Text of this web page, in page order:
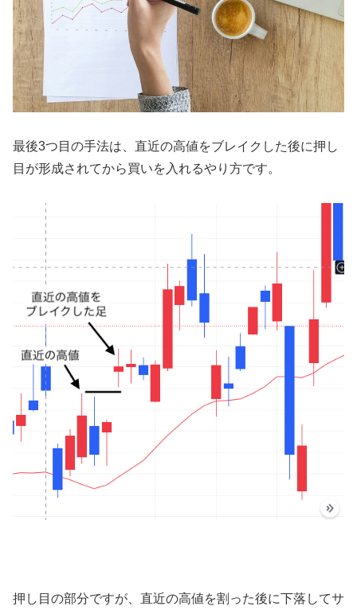
最後3つ目の手法は、直近の高値をブレイクした後に押し
目が形成されてから買いを入れるやり方です。
押し目の部分ですが、直近の高値を割った後に下落してサ